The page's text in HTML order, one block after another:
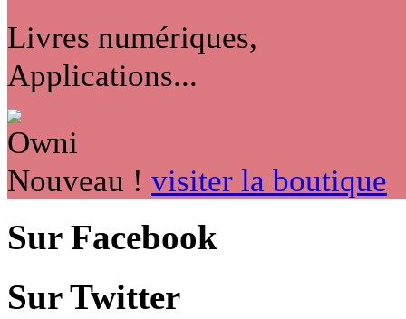
Livres numériques,
Applications...
Nouveau ! visiter la boutique
Sur Facebook
Sur Twitter